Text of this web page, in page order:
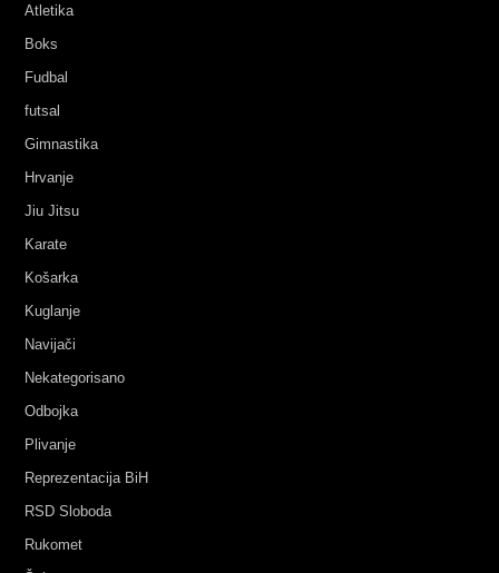
Atletika
Boks
Fudbal
futsal
Gimnastika
Hrvanje
Jiu Jitsu
Karate
Košarka
Kuglanje
Navijači
Nekategorisano
Odbojka
Plivanje
Reprezentacija BiH
RSD Sloboda
Rukomet